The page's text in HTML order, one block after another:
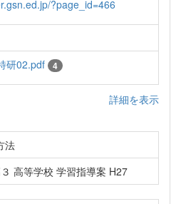
?page_id=466
研02.pdf 4
詳細を表示
法
高等学校 学習指導案 H27